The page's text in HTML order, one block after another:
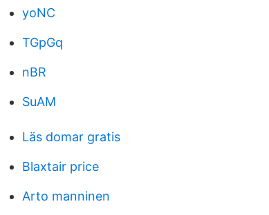
yoNC
TGpGq
nBR
SuAM
Läs domar gratis
Blaxtair price
Arto manninen